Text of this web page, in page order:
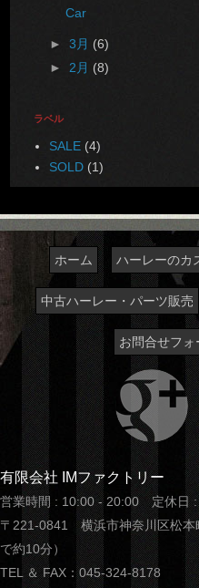
Car
► 3月 (6)
► 2月 (8)
ラベル
SALE (4)
SOLD (1)
ホーム ハーレーのカ
中古ハーレー・パーツ販売
お問合せフォ
有限会社 IMファクトリー
営業時間 : 10:00 - 20:00 定休日 :
〒221-0841 横浜市神奈川区松本
で約10分）
TEL ＆ FAX：045-324-8178